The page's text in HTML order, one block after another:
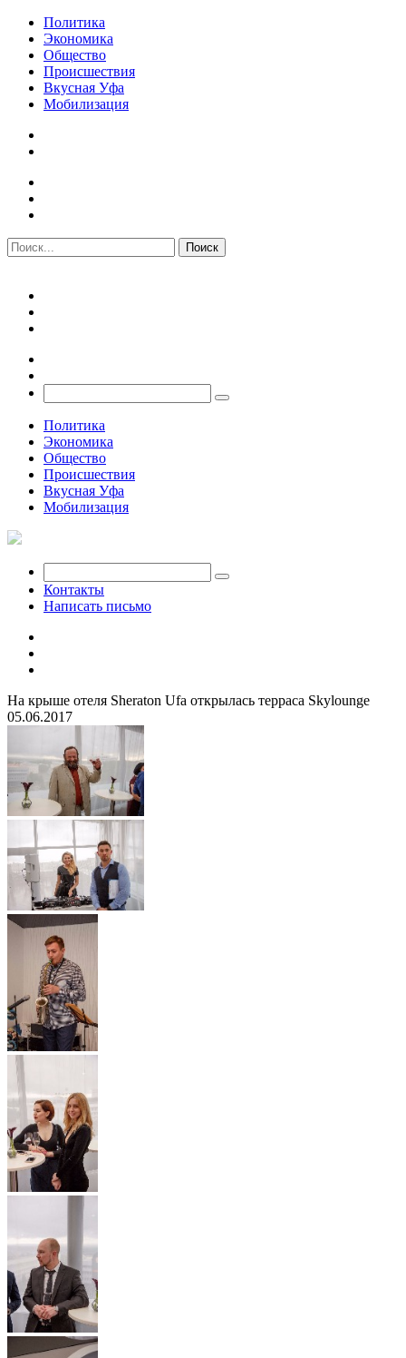
Политика
Экономика
Общество
Происшествия
Вкусная Уфа
Мобилизация
Политика
Экономика
Общество
Происшествия
Вкусная Уфа
Мобилизация
Контакты
Написать письмо
На крыше отеля Sheraton Ufa открылась терраса Skylounge
05.06.2017